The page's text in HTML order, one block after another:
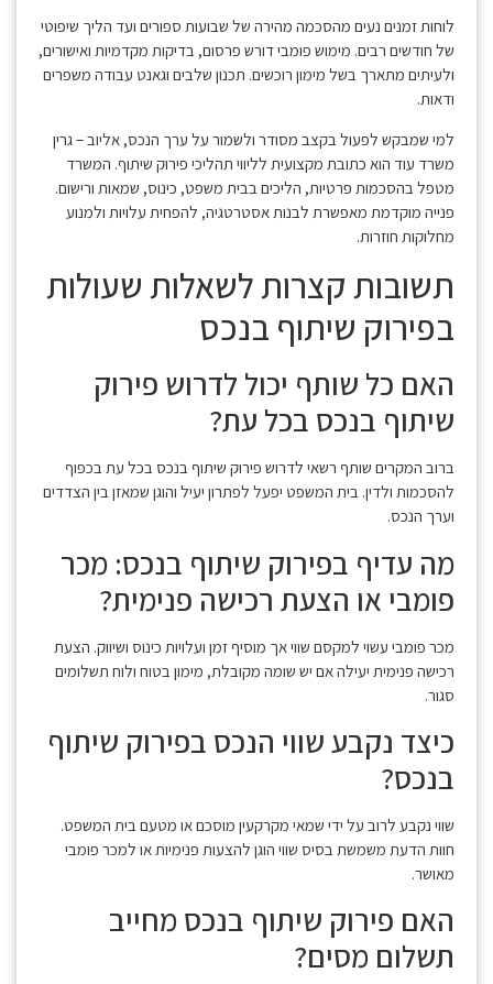
לוחות זמנים נעים מהסכמה מהירה של שבועות ספורים ועד הליך שיפוטי
של חודשים רבים. מימוש פומבי דורש פרסום, בדיקות מקדמיות ואישורים,
ולעיתים מתארך בשל מימון רוכשים. תכנון שלבים וגאנט עבודה משפרים
ודאות.
למי שמבקש לפעול בקצב מסודר ולשמור על ערך הנכס, אליוב – גרין
משרד עוד הוא כתובת מקצועית לליווי תהליכי פירוק שיתוף. המשרד
מטפל בהסכמות פרטיות, הליכים בבית משפט, כינוס, שמאות ורישום.
פנייה מוקדמת מאפשרת לבנות אסטרטגיה, להפחית עלויות ולמנוע
מחלוקות חוזרות.
תשובות קצרות לשאלות שעולות
בפירוק שיתוף בנכס
האם כל שותף יכול לדרוש פירוק
שיתוף בנכס בכל עת?
ברוב המקרים שותף רשאי לדרוש פירוק שיתוף בנכס בכל עת בכפוף
להסכמות ולדין. בית המשפט יפעל לפתרון יעיל והוגן שמאזן בין הצדדים
וערך הנכס.
מה עדיף בפירוק שיתוף בנכס: מכר
פומבי או הצעת רכישה פנימית?
מכר פומבי עשוי למקסם שווי אך מוסיף זמן ועלויות כינוס ושיווק. הצעת
רכישה פנימית יעילה אם יש שומה מקובלת, מימון בטוח ולוח תשלומים
סגור.
כיצד נקבע שווי הנכס בפירוק שיתוף
בנכס?
שווי נקבע לרוב על ידי שמאי מקרקעין מוסכם או מטעם בית המשפט.
חוות הדעת משמשת בסיס שווי הוגן להצעות פנימיות או למכר פומבי
מאושר.
האם פירוק שיתוף בנכס מחייב
תשלום מסים?